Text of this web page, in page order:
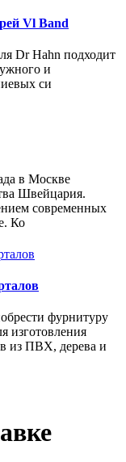
Vl Band
Dr Hahn подходит
и
си
в Москве
Швейцария.
современных
Ко
фурнитуру
изготовления
из ПВХ, дерева и